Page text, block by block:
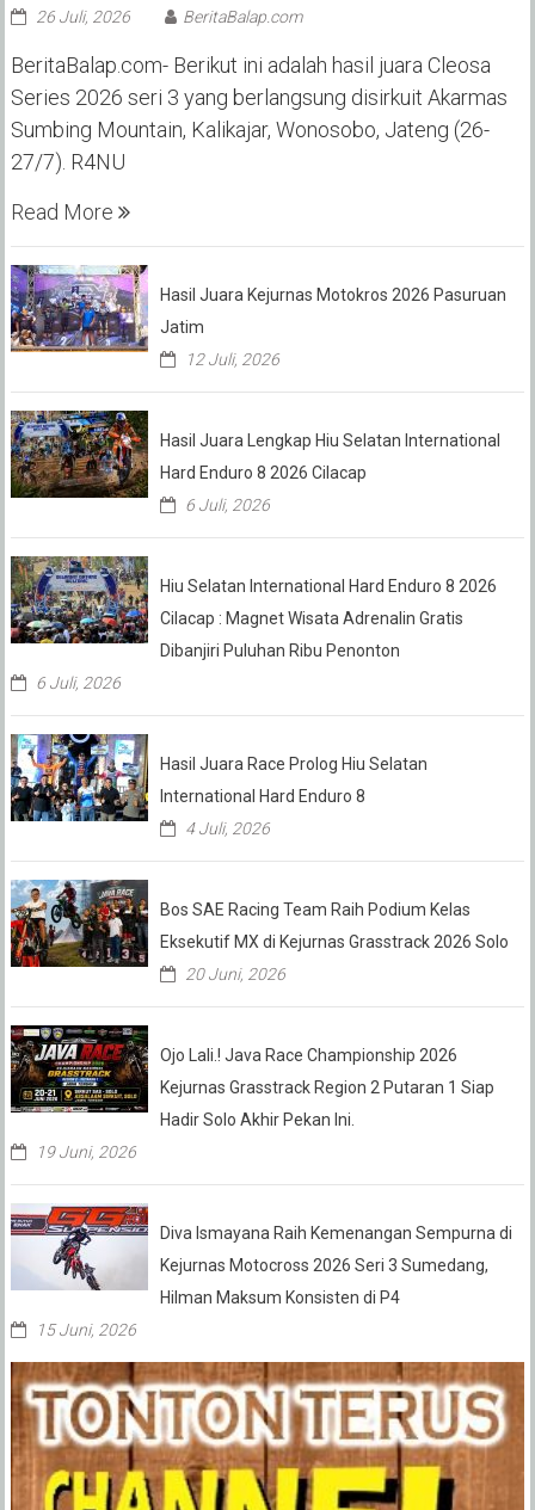
26 Juli, 2026 BeritaBalap.com
BeritaBalap.com- Berikut ini adalah hasil juara Cleosa
Series 2026 seri 3 yang berlangsung disirkuit Akarmas
Sumbing Mountain, Kalikajar, Wonosobo, Jateng (26-
27/7). R4NU
Read More
Hasil Juara Kejurnas Motokros 2026 Pasuruan
Jatim
12 Juli, 2026
Hasil Juara Lengkap Hiu Selatan International
Hard Enduro 8 2026 Cilacap
6 Juli, 2026
Hiu Selatan International Hard Enduro 8 2026
Cilacap : Magnet Wisata Adrenalin Gratis
Dibanjiri Puluhan Ribu Penonton
6 Juli, 2026
Hasil Juara Race Prolog Hiu Selatan
International Hard Enduro 8
4 Juli, 2026
Bos SAE Racing Team Raih Podium Kelas
Eksekutif MX di Kejurnas Grasstrack 2026 Solo
20 Juni, 2026
Ojo Lali.! Java Race Championship 2026
Kejurnas Grasstrack Region 2 Putaran 1 Siap
Hadir Solo Akhir Pekan Ini.
19 Juni, 2026
Diva Ismayana Raih Kemenangan Sempurna di
Kejurnas Motocross 2026 Seri 3 Sumedang,
Hilman Maksum Konsisten di P4
15 Juni, 2026